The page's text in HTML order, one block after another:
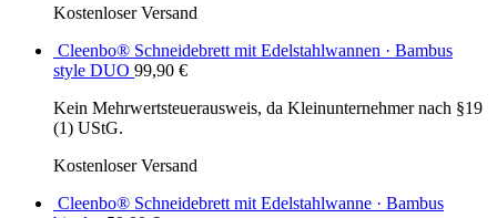
Kostenloser Versand
Cleenbo® Schneidebrett mit Edelstahlwannen · Bambus
style DUO 99,90 €
Kein Mehrwertsteuerausweis, da Kleinunternehmer nach §19
(1) UStG.
Kostenloser Versand
Cleenbo® Schneidebrett mit Edelstahlwanne · Bambus